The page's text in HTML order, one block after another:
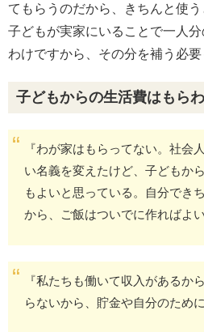
てもらうのだから、きちんと使う
子どもが実家にいることで一人
わけですから、その分を補う必要
子どもからの生活費はもら
『わが家はもらってない。社会
い名義を変えたけど、子どもか
もよいと思っている。自分でき
から、ご飯はついでに作ればよ
『私たちも働いて収入があるか
らないから、貯金や自分のため